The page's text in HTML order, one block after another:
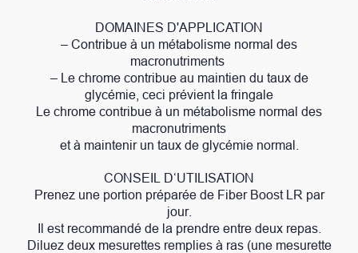
DOMAINES D'APPLICATION
– Contribue à un métabolisme normal des
macronutriments
– Le chrome contribue au maintien du taux de
glycémie, ceci prévient la fringale
Le chrome contribue à un métabolisme normal des
macronutriments
et à maintenir un taux de glycémie normal.
CONSEIL D‘UTILISATION
Prenez une portion préparée de Fiber Boost LR par
jour.
Il est recommandé de la prendre entre deux repas.
Diluez deux mesurettes remplies à ras (une mesurette